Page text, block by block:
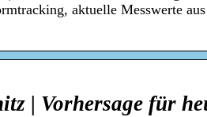
aktuelle Messwerte
| Vorhersage für